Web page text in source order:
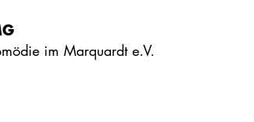
im Marquardt e.V.